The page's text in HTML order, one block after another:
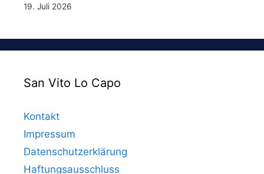
19. Juli 2026
San Vito Lo Capo
Kontakt
Impressum
Datenschutzerklärung
Haftungsausschluss